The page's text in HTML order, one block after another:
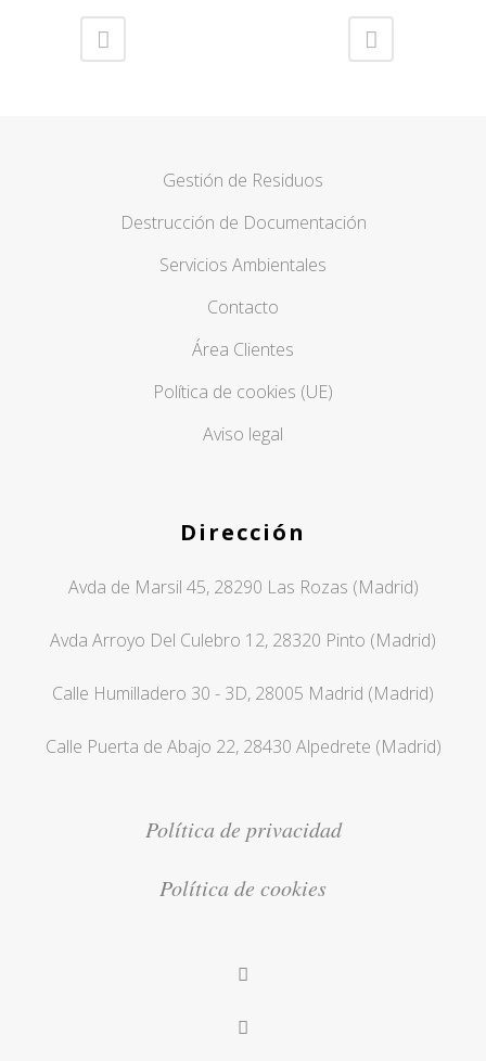
Gestión de Residuos
Destrucción de Documentación
Servicios Ambientales
Contacto
Área Clientes
Política de cookies (UE)
Aviso legal
Dirección
Avda de Marsil 45, 28290 Las Rozas (Madrid)
Avda Arroyo Del Culebro 12, 28320 Pinto (Madrid)
Calle Humilladero 30 - 3D, 28005 Madrid (Madrid)
Calle Puerta de Abajo 22, 28430 Alpedrete (Madrid)
Política de privacidad
Política de cookies